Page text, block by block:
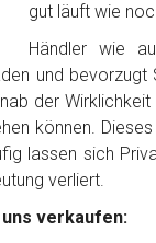
gut läuft wie
Händler wie
und
der
können.
lassen sich
verliert.
verkaufen: